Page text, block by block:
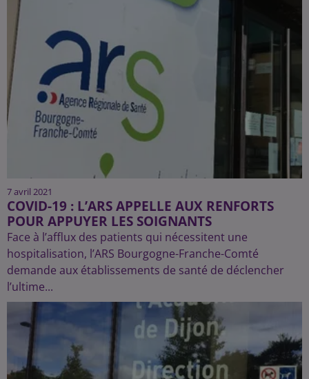
7 avril 2021
COVID-19 : L’ARS APPELLE AUX RENFORTS
POUR APPUYER LES SOIGNANTS
Face à l’afflux des patients qui nécessitent une
hospitalisation, l’ARS Bourgogne-Franche-Comté
demande aux établissements de santé de déclencher
l’ultime...